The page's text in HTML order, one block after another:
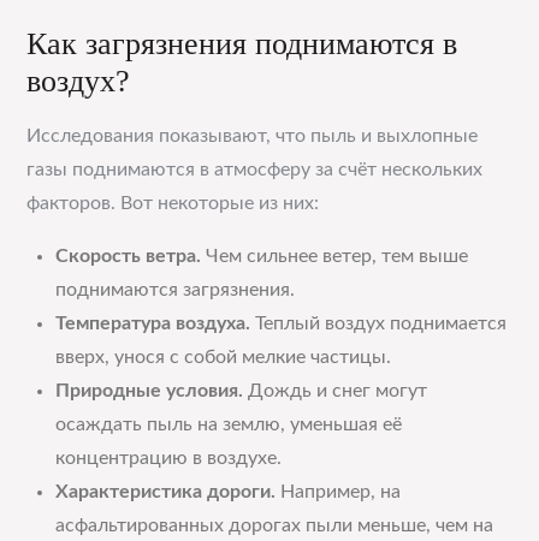
Как загрязнения поднимаются в
воздух?
Исследования показывают, что пыль и выхлопные
газы поднимаются в атмосферу за счёт нескольких
факторов. Вот некоторые из них:
Скорость ветра. Чем сильнее ветер, тем выше
поднимаются загрязнения.
Температура воздуха. Теплый воздух поднимается
вверх, унося с собой мелкие частицы.
Природные условия. Дождь и снег могут
осаждать пыль на землю, уменьшая её
концентрацию в воздухе.
Характеристика дороги. Например, на
асфальтированных дорогах пыли меньше, чем на